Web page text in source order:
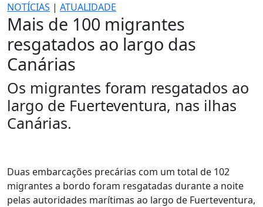
NOTÍCIAS | ATUALIDADE
Mais de 100 migrantes
resgatados ao largo das
Canárias
Os migrantes foram resgatados ao
largo de Fuerteventura, nas ilhas
Canárias.
Duas embarcações precárias com um total de 102
migrantes a bordo foram resgatadas durante a noite
pelas autoridades marítimas ao largo de Fuerteventura,